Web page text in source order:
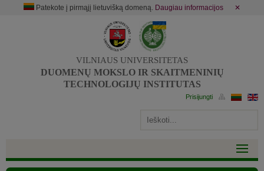
Patekote į pirmąjį lietuvišką domeną. Daugiau informacijos ✕
VILNIAUS UNIVERSITETAS
DUOMENŲ MOKSLO IR SKAITMENINIŲ
TECHNOLOGIJŲ INSTITUTAS